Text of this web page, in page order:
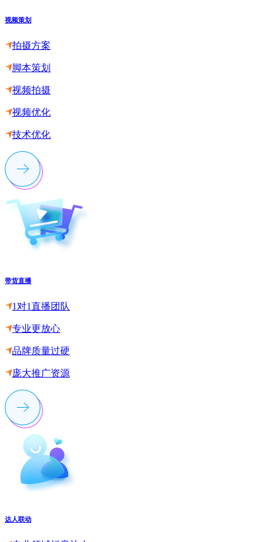
视频策划
拍摄方案
脚本策划
视频拍摄
视频优化
技术优化
带货直播
1对1直播团队
专业更放心
品牌质量过硬
庞大推广资源
达人联动